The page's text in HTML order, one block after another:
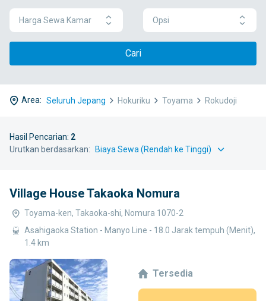
Harga Sewa Kamar Opsi
Cari
Area: Seluruh Jepang Hokuriku Toyama Rokudoji
Hasil Pencarian: 2
Urutkan berdasarkan:
Village House Takaoka Nomura
Toyama-ken, Takaoka-shi, Nomura 1070-2
Asahigaoka Station - Manyo Line - 18.0 Jarak tempuh (Menit),
1.4 km
Tersedia